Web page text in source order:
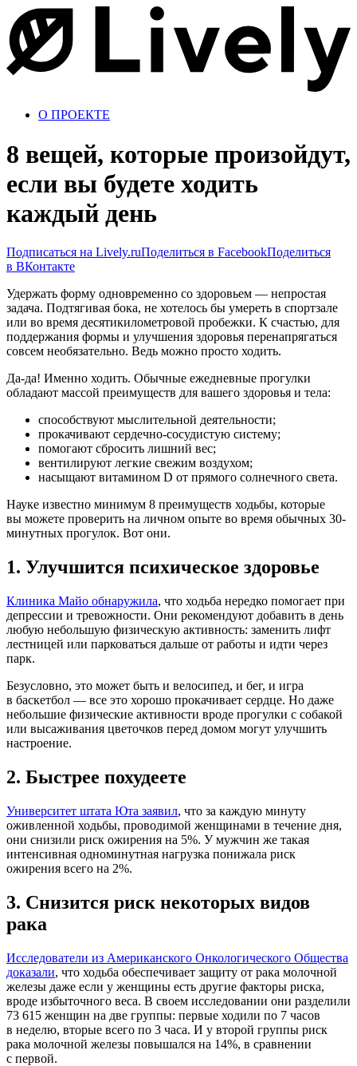
О ПРОЕКТЕ
8 вещей, которые произойдут,
если вы будете ходить
каждый день
Подписаться на Lively.ruПоделиться в FacebookПоделиться
в ВКонтакте
Удержать форму одновременно со здоровьем — непростая
задача. Подтягивая бока, не хотелось бы умереть в спортзале
или во время десятикилометровой пробежки. К счастью, для
поддержания формы и улучшения здоровья перенапрягаться
совсем необязательно. Ведь можно просто ходить.
Да-да! Именно ходить. Обычные ежедневные прогулки
обладают массой преимуществ для вашего здоровья и тела:
способствуют мыслительной деятельности;
прокачивают сердечно-сосудистую систему;
помогают сбросить лишний вес;
вентилируют легкие свежим воздухом;
насыщают витамином D от прямого солнечного света.
Науке известно минимум 8 преимуществ ходьбы, которые
вы можете проверить на личном опыте во время обычных 30-
минутных прогулок. Вот они.
1. Улучшится психическое здоровье
Клиника Майо обнаружила, что ходьба нередко помогает при
депрессии и тревожности. Они рекомендуют добавить в день
любую небольшую физическую активность: заменить лифт
лестницей или парковаться дальше от работы и идти через
парк.
Безусловно, это может быть и велосипед, и бег, и игра
в баскетбол — все это хорошо прокачивает сердце. Но даже
небольшие физические активности вроде прогулки с собакой
или высаживания цветочков перед домом могут улучшить
настроение.
2. Быстрее похудеете
Университет штата Юта заявил, что за каждую минуту
оживленной ходьбы, проводимой женщинами в течение дня,
они снизили риск ожирения на 5%. У мужчин же такая
интенсивная одноминутная нагрузка понижала риск
ожирения всего на 2%.
3. Снизится риск некоторых видов
рака
Исследователи из Американского Онкологического Общества
доказали, что ходьба обеспечивает защиту от рака молочной
железы даже если у женщины есть другие факторы риска,
вроде избыточного веса. В своем исследовании они разделили
73 615 женщин на две группы: первые ходили по 7 часов
в неделю, вторые всего по 3 часа. И у второй группы риск
рака молочной железы повышался на 14%, в сравнении
с первой.